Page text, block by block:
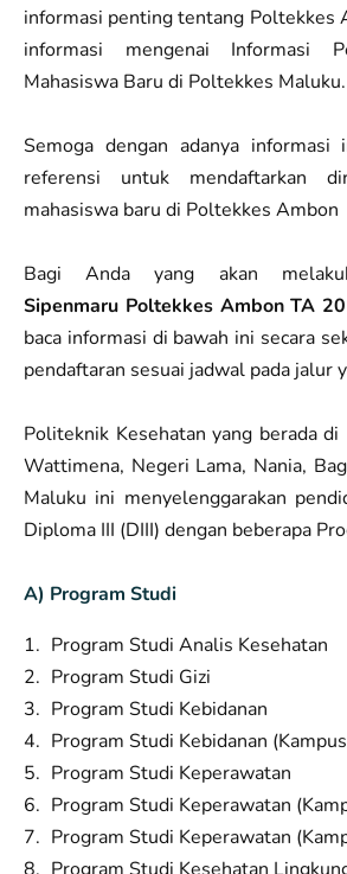
informasi penting tentang Poltekkes
informasi mengenai Informasi
Mahasiswa Baru di Poltekkes Maluku.
Semoga dengan adanya informasi
referensi untuk mendaftarkan
mahasiswa baru di Poltekkes Ambon
Bagi Anda yang akan
Sipenmaru Poltekkes Ambon TA
baca informasi di bawah ini secara
pendaftaran sesuai jadwal pada jalur
Politeknik Kesehatan yang berada
Wattimena, Negeri Lama, Nania,
Maluku ini menyelenggarakan
Diploma III (DIII) dengan beberapa
A) Program Studi
Program Studi Analis Kesehatan
Program Studi Gizi
Program Studi Kebidanan
Program Studi Kebidanan
Program Studi Keperawatan
Program Studi Keperawatan
Program Studi Keperawatan